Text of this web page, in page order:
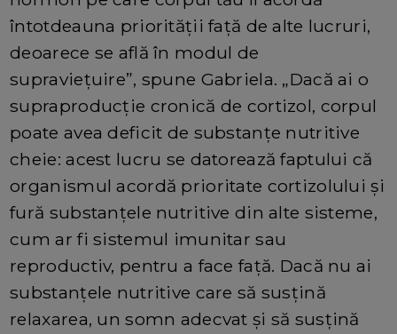
întotdeauna priorității față de alte lucruri,
deoarece se află în modul de
supraviețuire”, spune Gabriela. „Dacă ai o
supraproducție cronică de cortizol, corpul
poate avea deficit de substanțe nutritive
cheie: acest lucru se datorează faptului că
organismul acordă prioritate cortizolului și
fură substanțele nutritive din alte sisteme,
cum ar fi sistemul imunitar sau
reproductiv, pentru a face față. Dacă nu ai
substanțele nutritive care să susțină
relaxarea, un somn adecvat și să susțină